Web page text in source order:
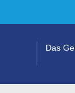
Das